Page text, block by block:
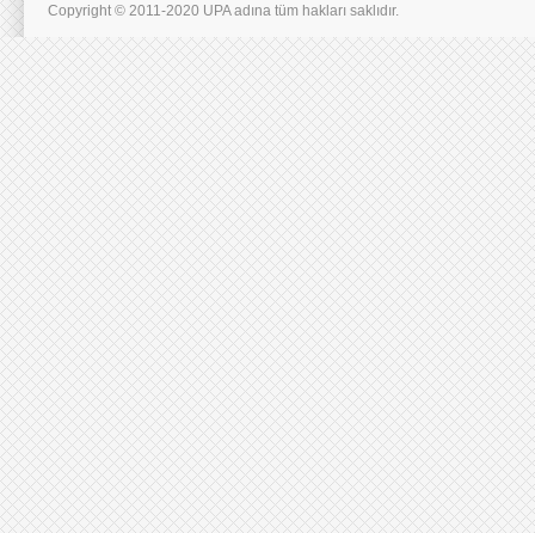
Copyright © 2011-2020 UPA adına tüm hakları saklıdır.